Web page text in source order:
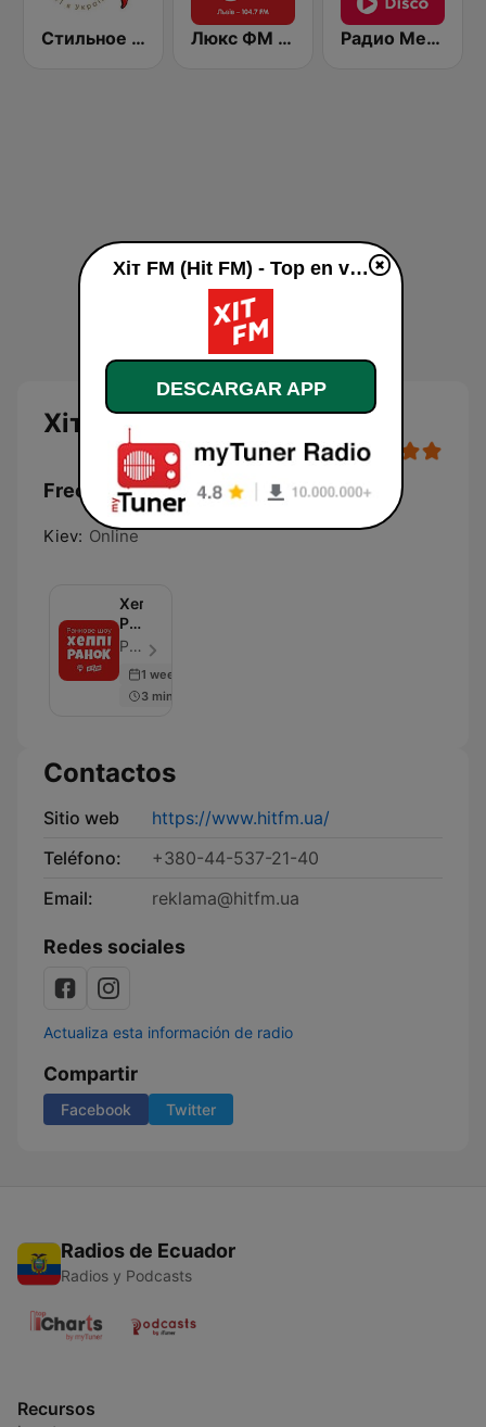
Стильное Радио - Перец ФМ (Stilnoe, perec fm) Люкс ФМ (Lux FM) Львів Радио Мелодия (Radio Melodia Disco)
Хіт FM (Hit FM) - Top
Frecuencias Хіт FM (Hit FM) - Top:
Kiev: Online
Хеппі
Ранок
на
FM
Рома Мельник, Марина Войцеховська, Аліна Кош, hitfm.ua - Episodio 50
1 week ago
3 min
Contactos
Sitio web
https://www.hitfm.ua/
Teléfono:
+380-44-537-21-40
Email:
reklama@hitfm.ua
Redes sociales
Actualiza esta información de radio
Compartir
Facebook Twitter
Radios de Ecuador
Radios y Podcasts
Recursos
Хіт FM (Hit FM) - Top en vivo
DESCARGAR APP